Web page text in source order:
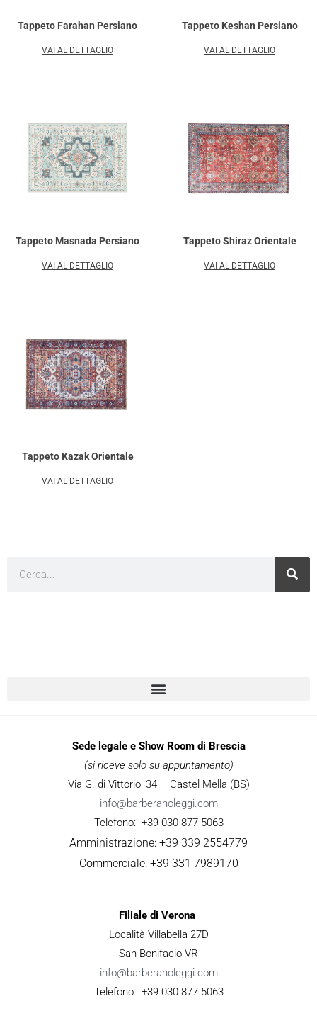
Tappeto Farahan Persiano
VAI AL DETTAGLIO
Tappeto Keshan Persiano
VAI AL DETTAGLIO
Tappeto Masnada Persiano
VAI AL DETTAGLIO
Tappeto Shiraz Orientale
VAI AL DETTAGLIO
Tappeto Kazak Orientale
VAI AL DETTAGLIO
Sede legale e Show Room di Brescia
(si riceve solo su appuntamento)
Via G. di Vittorio, 34 – Castel Mella (BS)
info@barberanoleggi.com
Telefono: +39 030 877 5063
Amministrazione: +39 339 2554779
Commerciale: +39 331 7989170
Filiale di Verona
Località Villabella 27D
San Bonifacio VR
info@barberanoleggi.com
Telefono: +39 030 877 5063